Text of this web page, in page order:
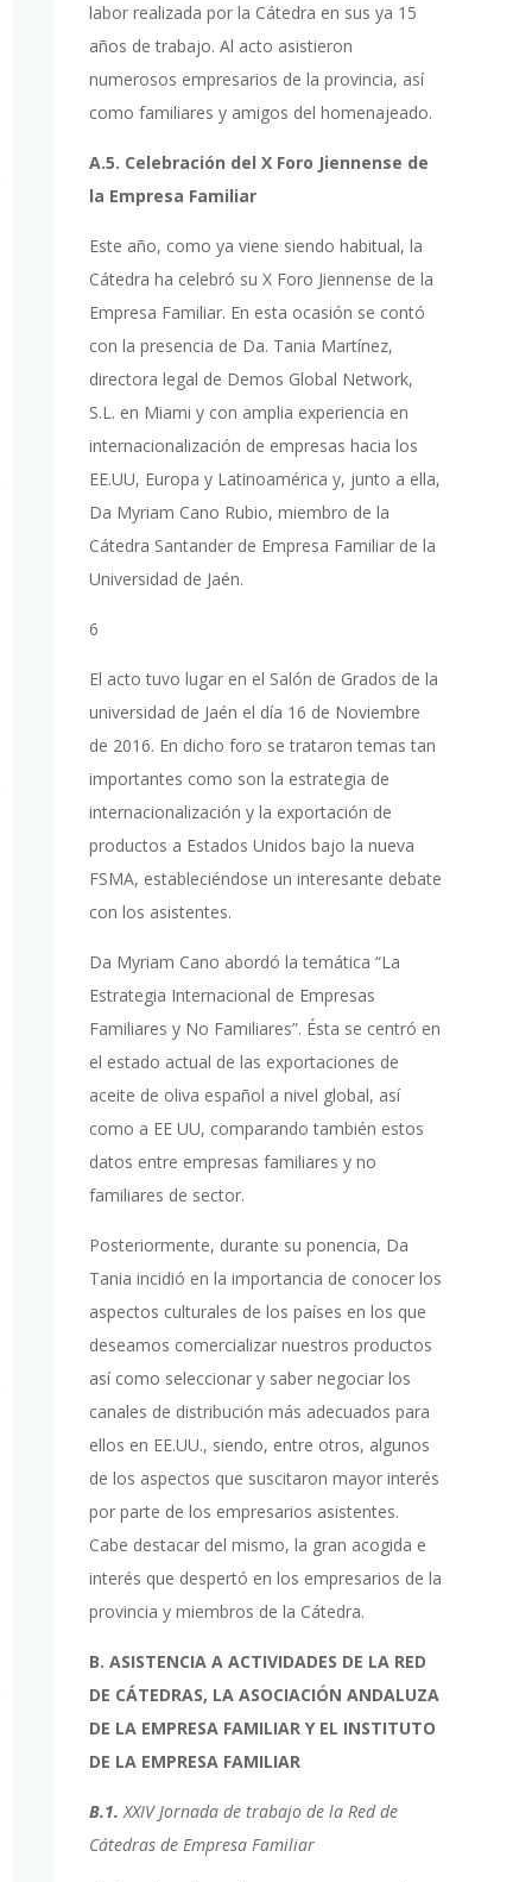
labor realizada por la Cátedra en sus ya 15
años de trabajo. Al acto asistieron
numerosos empresarios de la provincia, así
como familiares y amigos del homenajeado.
A.5. Celebración del X Foro Jiennense de
la Empresa Familiar
Este año, como ya viene siendo habitual, la
Cátedra ha celebró su X Foro Jiennense de la
Empresa Familiar. En esta ocasión se contó
con la presencia de Da. Tania Martínez,
directora legal de Demos Global Network,
S.L. en Miami y con amplia experiencia en
internacionalización de empresas hacia los
EE.UU, Europa y Latinoamérica y, junto a ella,
Da Myriam Cano Rubio, miembro de la
Cátedra Santander de Empresa Familiar de la
Universidad de Jaén.
6
El acto tuvo lugar en el Salón de Grados de la
universidad de Jaén el día 16 de Noviembre
de 2016. En dicho foro se trataron temas tan
importantes como son la estrategia de
internacionalización y la exportación de
productos a Estados Unidos bajo la nueva
FSMA, estableciéndose un interesante debate
con los asistentes.
Da Myriam Cano abordó la temática “La
Estrategia Internacional de Empresas
Familiares y No Familiares”. Ésta se centró en
el estado actual de las exportaciones de
aceite de oliva español a nivel global, así
como a EE UU, comparando también estos
datos entre empresas familiares y no
familiares de sector.
Posteriormente, durante su ponencia, Da
Tania incidió en la importancia de conocer los
aspectos culturales de los países en los que
deseamos comercializar nuestros productos
así como seleccionar y saber negociar los
canales de distribución más adecuados para
ellos en EE.UU., siendo, entre otros, algunos
de los aspectos que suscitaron mayor interés
por parte de los empresarios asistentes.
Cabe destacar del mismo, la gran acogida e
interés que despertó en los empresarios de la
provincia y miembros de la Cátedra.
B. ASISTENCIA A ACTIVIDADES DE LA RED
DE CÁTEDRAS, LA ASOCIACIÓN ANDALUZA
DE LA EMPRESA FAMILIAR Y EL INSTITUTO
DE LA EMPRESA FAMILIAR
B.1.XXIV Jornada de trabajo de la Red de
Cátedras de Empresa Familiar